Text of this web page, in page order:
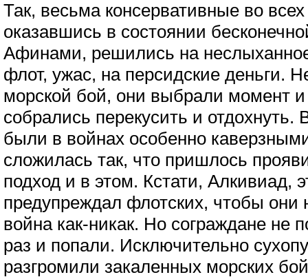
Так, весьма консервативные во
оказавшись в состоянии
Афинами, решились на
флот, ужас, на персидские деньги.
морской бой, они выбрали момент
собрались перекусить и
были в войнах особенно
сложилась так, что пришлось
подход и в этом. Кстати, Алкивиад,
предупреждал флотских, чтобы они
война как-никак. Но сограждане не
раз и попали. Исключительно
разгромили закаленных морских